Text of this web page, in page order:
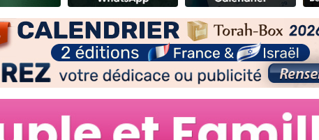
Il reste 49 places pour étudier en groupe sur Zoom
Eva vient de donner son Maasser
4 personnes viennent de nous rejoindre sur WhatsApp
3 personnes viennent de nous rejoindre sur WhatsApp
Odaya vient de donner son Maasser
3 personnes viennent de faire un don pour 5 jours de
2 personnes viennent de nous rejoindre sur WhatsApp